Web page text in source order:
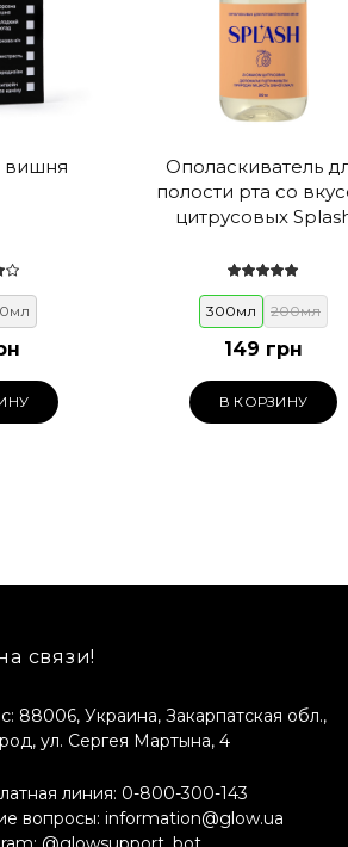
вишня
Ополаскиватель
полости рта со
цитрусовых
300мл 200мл
149 грн
В КОРЗИНУ
связи!
88006, Украина, Закарпатская обл.,
ул. Сергея Мартына, 4
линия: 0-800-300-143
вопросы: information@glow.ua